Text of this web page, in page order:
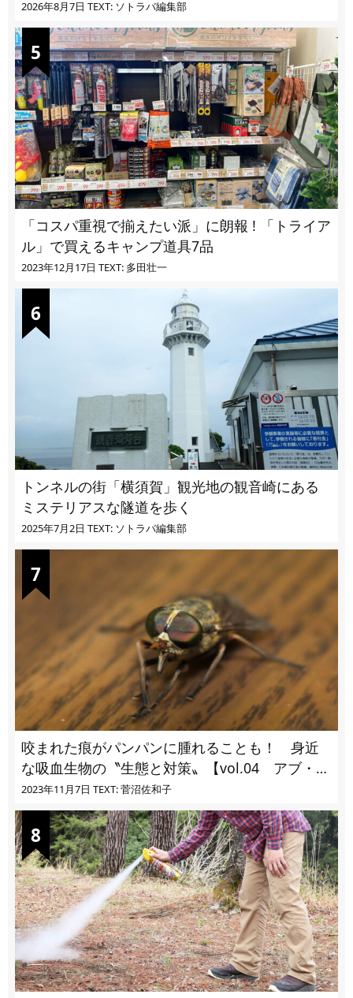
2026年8月7日 TEXT: ソトラバ編集部
「コスパ重視で揃えたい派」に朗報 ! 「トライア
ル」で買えるキャンプ道具7品
2023年12月17日 TEXT: 多田壮一
トンネルの街「横須賀」観光地の観音崎にある
ミステリアスな隧道を歩く
2025年7月2日 TEXT: ソトラバ編集部
咬まれた痕がパンパンに腫れることも！ 身近
な吸血生物の〝生態と対策〟【vol.04 アブ・ブ
ユ・ヌカカ】
2023年11月7日 TEXT: 菅沼佐和子